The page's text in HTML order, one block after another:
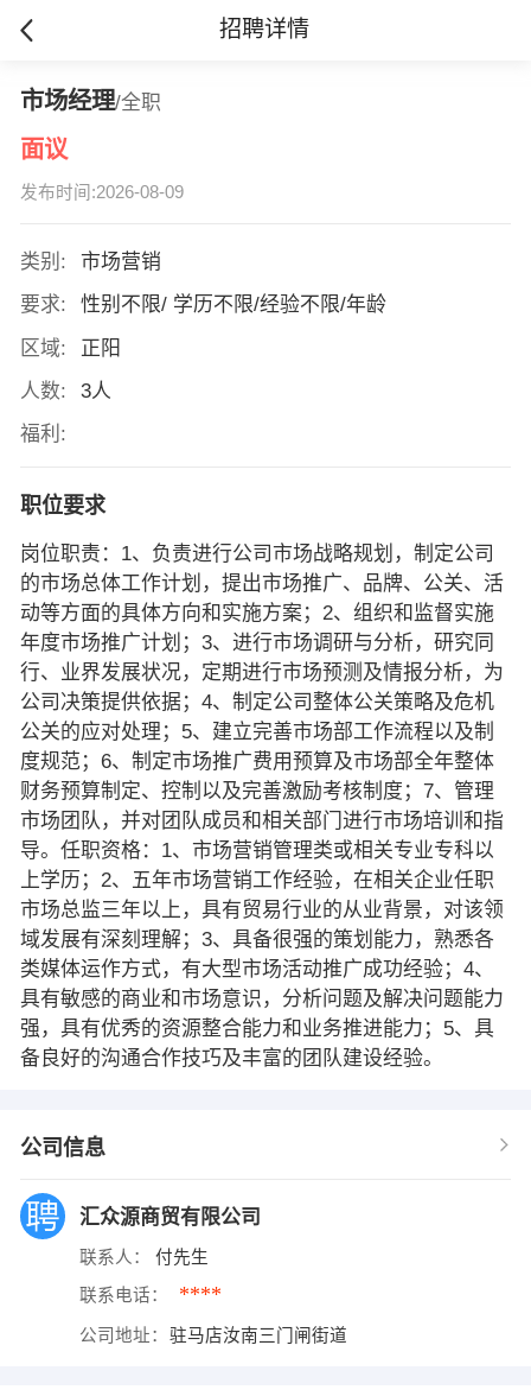
招聘详情
市场经理/全职
面议
发布时间:2026-08-09
类别:
市场营销
要求:
性别不限/ 学历不限/经验不限/年龄
区域:
正阳
人数:
3人
福利:
职位要求
岗位职责：1、负责进行公司市场战略规划，制定公司
的市场总体工作计划，提出市场推广、品牌、公关、活
动等方面的具体方向和实施方案；2、组织和监督实施
年度市场推广计划；3、进行市场调研与分析，研究同
行、业界发展状况，定期进行市场预测及情报分析，为
公司决策提供依据；4、制定公司整体公关策略及危机
公关的应对处理；5、建立完善市场部工作流程以及制
度规范；6、制定市场推广费用预算及市场部全年整体
财务预算制定、控制以及完善激励考核制度；7、管理
市场团队，并对团队成员和相关部门进行市场培训和指
导。任职资格：1、市场营销管理类或相关专业专科以
上学历；2、五年市场营销工作经验，在相关企业任职
市场总监三年以上，具有贸易行业的从业背景，对该领
域发展有深刻理解；3、具备很强的策划能力，熟悉各
类媒体运作方式，有大型市场活动推广成功经验；4、
具有敏感的商业和市场意识，分析问题及解决问题能力
强，具有优秀的资源整合能力和业务推进能力；5、具
备良好的沟通合作技巧及丰富的团队建设经验。
公司信息
汇众源商贸有限公司
联系人： 付先生
联系电话： ****
公司地址： 驻马店汝南三门闸街道